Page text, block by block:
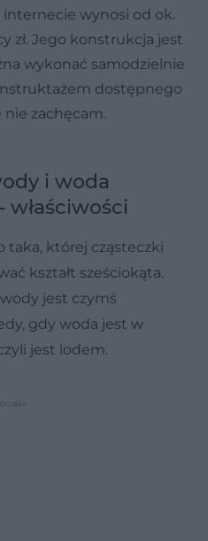
wynosi od ok.
zł. Jego konstrukcja jest
wykonać samodzielnie
dostępnego
nie zachęcam.
i woda
taka, której cząsteczki
kształt sześciokąta.
jest czymś
gdy woda jest w
jest lodem.